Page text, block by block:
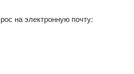
на электронную почту: